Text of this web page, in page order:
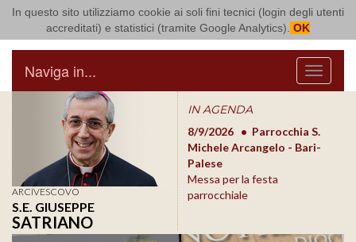
In questo sito utilizziamo cookie ai soli fini tecnici (login degli utenti
accreditati) e statistici (tramite Google Analytics). OK
Arcidiocesi di Bari Bitonto
Menu
Naviga in...
ARCIVESCOVO
S.E. GIUSEPPE
SATRIANO
IN AGENDA
8/17/2026
Conversano
Conferenza Episcopale
Pugliese
8/9/2026
Parrocchia S.
Michele Arcangelo - Bari-
Palese
Messa per la festa
parrocchiale